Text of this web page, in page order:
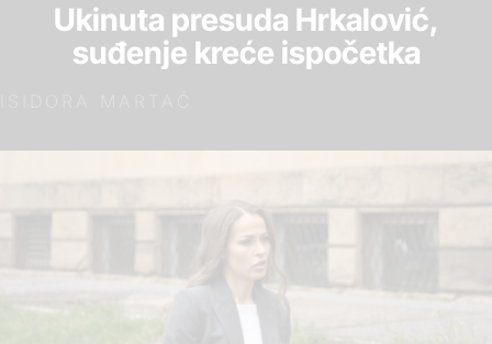
Ukinuta presuda Hrkalović,
suđenje kreće ispočetka